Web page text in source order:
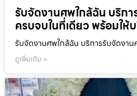
รับจัดงานศพใกล้ฉัน บริก
ครบจบในที่เดียว พร้อมให้
รับจัดงานศพใกล้ฉัน บริการรับจัดงา
ดูเพิ่มเติม »